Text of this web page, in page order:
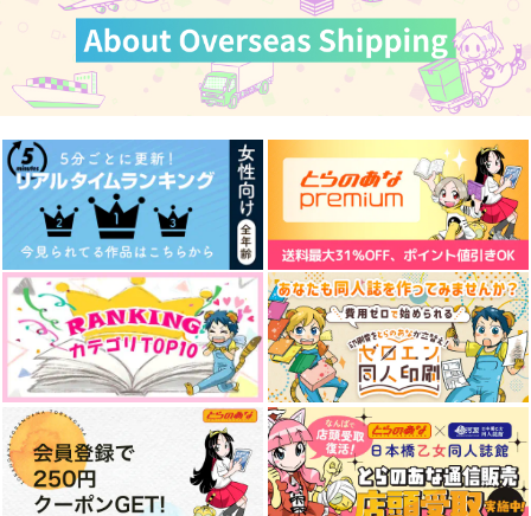
（税込）
サンプル
作品詳細
110円（税込）
五条悟×虎杖悠仁
サンプル
作品詳細
1,320円（税込）
虎杖悠仁×伏黒恵
サンプル
作品詳細
五歌アクリルスタンド
マブリート
name.
木枯らしキャンプ
落日
白鳥座
カート カート カート